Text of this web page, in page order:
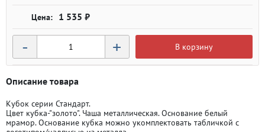
1 535 ₽
- + В корзину
Описание товара
Кубок серии Стандарт.
Цвет кубка-"золото". Чаша металлическая. Основание белый
мрамор. Основание кубка можно укомплектовать табличкой с